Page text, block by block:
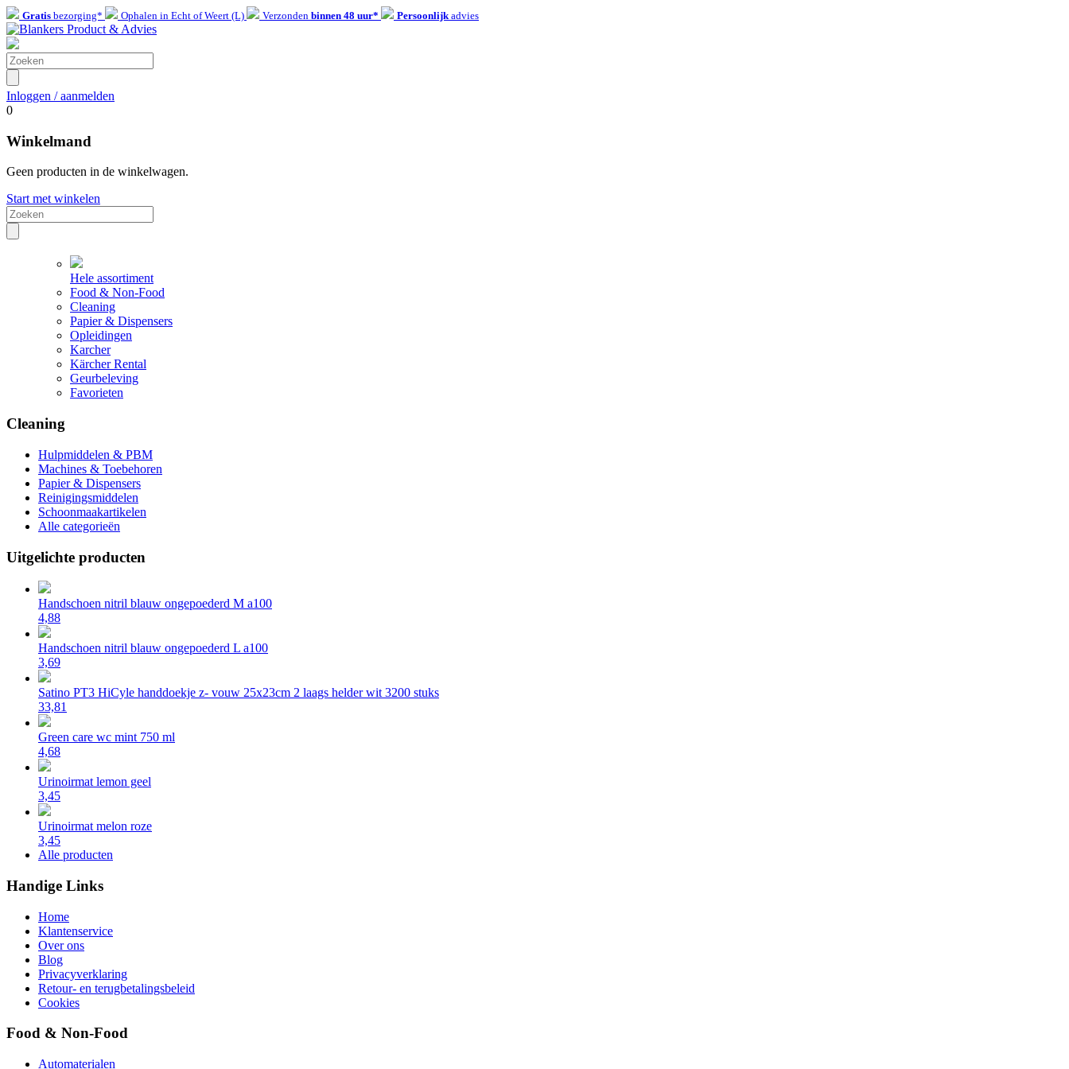
Gratis bezorging* Ophalen in Echt of Weert (L) Verzonden binnen 48 uur* Persoonlijkadvies
Inloggen / aanmelden
0
Winkelmand
Geen producten in de winkelwagen.
Start met winkelen
Hele assortiment
Food & Non-Food
Cleaning
Papier & Dispensers
Opleidingen
Karcher
Kärcher Rental
Geurbeleving
Favorieten
Cleaning
Hulpmiddelen & PBM
Machines & Toebehoren
Papier & Dispensers
Reinigingsmiddelen
Schoonmaakartikelen
Alle categorieën
Uitgelichte producten
Handschoen nitril blauw ongepoederd M a100
4,88
Handschoen nitril blauw ongepoederd L a100
3,69
Satino PT3 HiCyle handdoekje z- vouw 25x23cm 2 laags helder wit 3200 stuks
33,81
Green care wc mint 750 ml
4,68
Urinoirmat lemon geel
3,45
Urinoirmat melon roze
3,45
Alle producten
Handige Links
Home
Klantenservice
Over ons
Blog
Privacyverklaring
Retour- en terugbetalingsbeleid
Cookies
Food & Non-Food
Automaterialen